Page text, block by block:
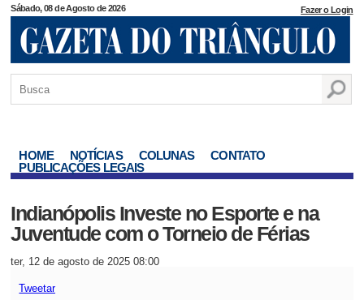
Sábado, 08 de Agosto de 2026 Fazer o Login
HOME NOTÍCIAS COLUNAS
CONTATO
PUBLICAÇÕES LEGAIS
Indianópolis Investe no Esporte e na
Juventude com o Torneio de Férias
ter, 12 de agosto de 2025 08:00
Tweetar